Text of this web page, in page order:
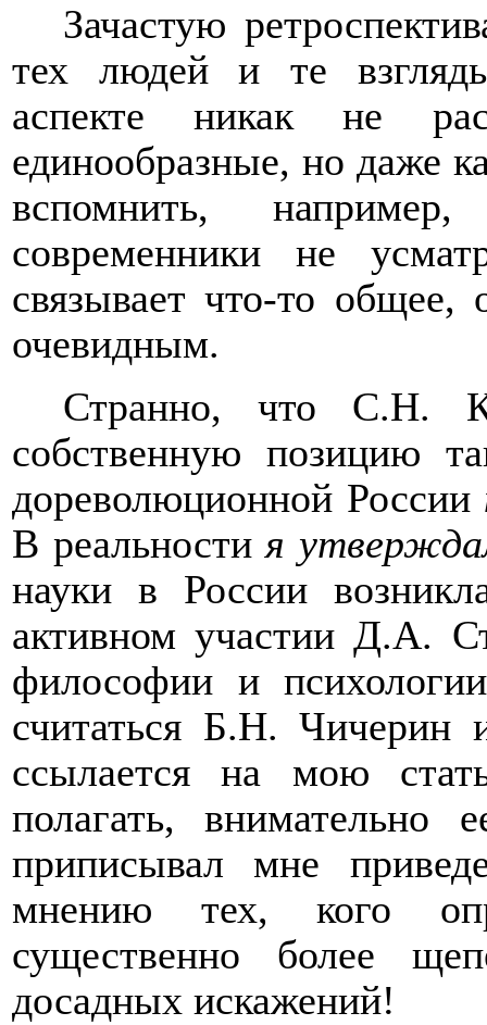
Зачастую
тех людей и те
аспекте никак не
единообразные, но даже
вспомнить,
современники не
связывает что-то общее,
очевидным.
Странно, что С.Н.
собственную позицию
дореволюционной России
В реальностия
науки в России
активном участии Д.А.
философии и
считаться Б.Н.
ссылается на мою
полагать,
приписывал мне
мнению тех, кого
существенно более
досадных искажений!